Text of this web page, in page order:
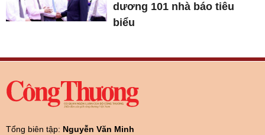
dương 101 nhà báo tiêu
biểu
Tổng biên tập: Nguyễn Văn Minh